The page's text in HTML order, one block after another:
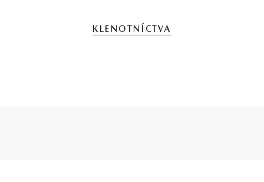
KLENOTNÍCTVA